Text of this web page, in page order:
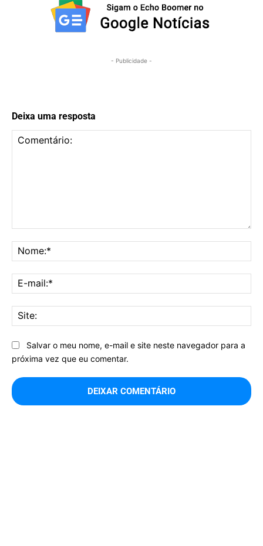
- Publicidade -
Deixa uma resposta
Salvar o meu nome, e-mail e site neste navegador para a
próxima vez que eu comentar.